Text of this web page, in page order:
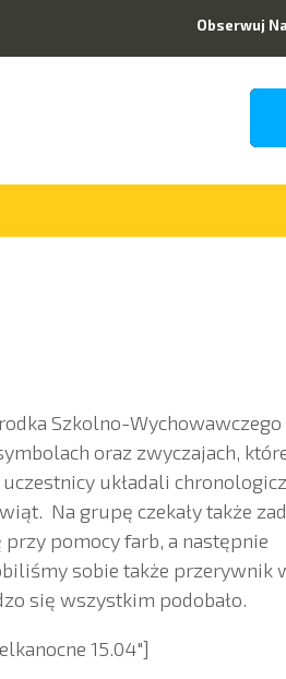
Obserwuj
Szkolno-Wychowawczego
oraz zwyczajach,
układali
Na grupę czekały także
pomocy farb, a następnie
sobie także przerywnik
się wszystkim podobało.
15.04″]